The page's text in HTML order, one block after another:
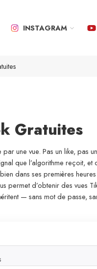
INSTAGRAM
Gratuites
par une vue. Pas un like, pas
que l’algorithme reçoit,
dans ses premières
permet d’obtenir des vues
— sans mot de passe,